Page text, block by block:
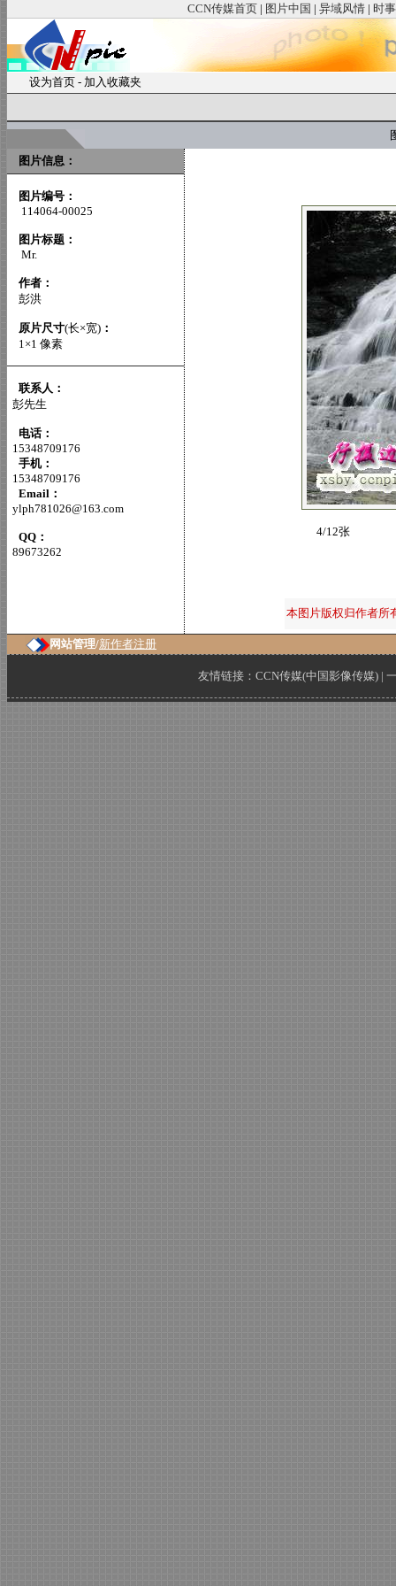
CCN传媒首页 | 图片中国 | 异域风情 | 时
设为首页 - 加入收藏夹
图片信息：
图片编号：
114064-00025
图片标题：
Mr.
作者：
彭洪
原片尺寸(长×宽) ：
1×1 像素
联系人：
彭先生
电话：
15348709176
手机：
15348709176
Email：
ylph781026@163.com
QQ：
89673262
4/12张
本图片版权归作者所
网站管理/新作者注册
友情链接： CCN传媒(中国影像传媒) |